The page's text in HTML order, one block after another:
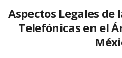
Aspectos Legales
Telefónicas en el